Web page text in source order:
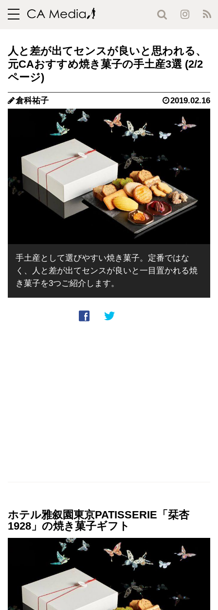
toggle
人と差が出てセンスが良いと思われる、
元CAおすすめ焼き菓子の手土産3選 (2/2
ページ)
倉科祐子 2019.02.16
手土産として選びやすい焼き菓子。定番ではな
く、人と差が出てセンスが良いと一目置かれる焼
き菓子を3つご紹介します。
ホテル雅叙園東京PATISSERIE「栞杏
1928」の焼き菓子ギフト